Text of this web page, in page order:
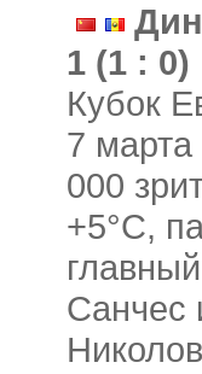
1 (1 : 0)
Кубок
7
000
+5°C,
Николов